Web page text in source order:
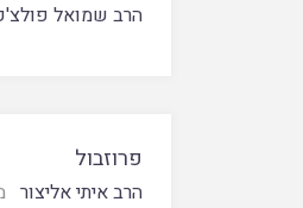
הרב שמואל
פרוזבול
הרב איתי אליצור